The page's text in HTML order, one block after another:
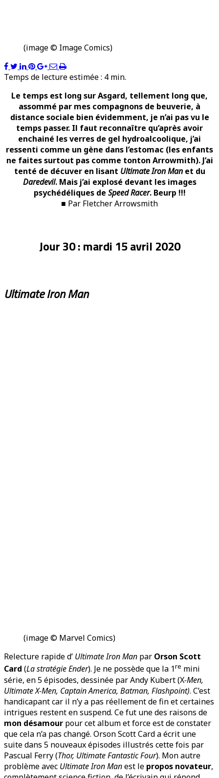
(image © Image Comics)
Temps de lecture estimée : 4 min.
Le temps est long sur Asgard, tellement long que,
assommé par mes compagnons de beuverie, à
distance sociale bien évidemment, je n’ai pas vu le
temps passer. Il faut reconnaître qu’après avoir
enchainé les verres de gel hydroalcoolique, j’ai
ressenti comme un gène dans l’estomac (les enfants
ne faites surtout pas comme tonton Arrowmith). J’ai
tenté de décuver en lisant Ultimate Iron Manet du
Daredevil. Mais j’ai explosé devant les images
psychédéliques de Speed Racer. Beurp !!!
■ Par Fletcher Arrowsmith
Jour 30 : mardi 15 avril 2020
Ultimate Iron Man
(image © Marvel Comics)
Relecture rapide d’ Ultimate Iron Man par Orson Scott
Card (La stratégie Ender). Je ne possède que la 1re mini
série, en 5 épisodes, dessinée par Andy Kubert (X-Men,
Ultimate X-Men, Captain America, Batman, Flashpoint). C’est
handicapant car il n’y a pas réellement de fin et certaines
intrigues restent en suspend. Ce fut une des raisons de
mon désamour pour cet album et force est de constater
que cela n’a pas changé. Orson Scott Card a écrit une
suite dans 5 nouveaux épisodes illustrés cette fois par
Pascual Ferry (Thor, Ultimate Fantastic Four). Mon autre
problème avec Ultimate Iron Manest le propos novateur,